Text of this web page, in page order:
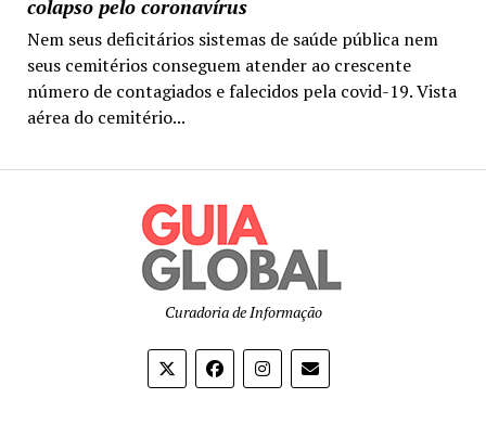
colapso pelo coronavírus
Nem seus deficitários sistemas de saúde pública nem
seus cemitérios conseguem atender ao crescente
número de contagiados e falecidos pela covid-19. Vista
aérea do cemitério...
Curadoria de Informação